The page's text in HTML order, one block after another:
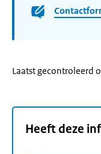
Laatst gecontroleerd
Heeft deze